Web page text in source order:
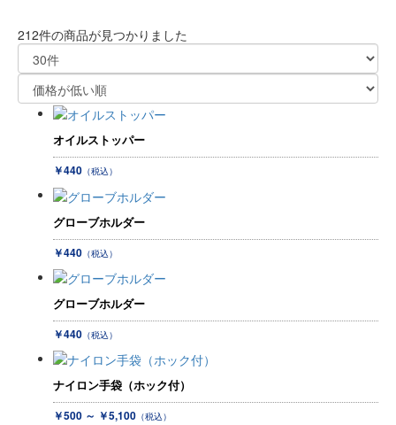
212件の商品が見つかりました
オイルストッパー
￥440 （税込）
グローブホルダー
￥440 （税込）
グローブホルダー
￥440 （税込）
ナイロン手袋（ホック付）
￥500 ～ ￥5,100 （税込）